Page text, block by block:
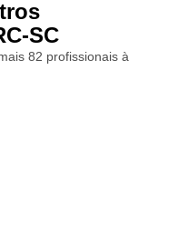
SC
82 profissionais à